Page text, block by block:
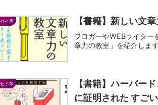
イ等 【書籍】新しい文
ブロガーやWEBライター
章力の教室」を紹介しま
イ等
【書籍】ハーバー
に証明された すご